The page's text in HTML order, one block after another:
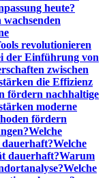
heute?
wachsenden
revolutionieren
der Einführung von
zwischen
die Effizienz
fördern nachhaltige
moderne
fördern
Welche
Welche
dauerhaft?Warum
Welche